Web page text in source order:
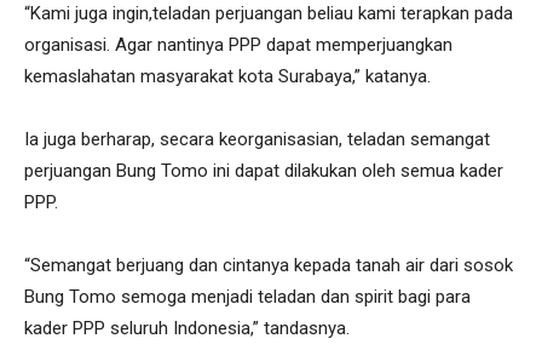
“Kami juga ingin,teladan perjuangan beliau kami terapkan pada
organisasi. Agar nantinya PPP dapat memperjuangkan
kemaslahatan masyarakat kota Surabaya,” katanya.
Ia juga berharap, secara keorganisasian, teladan semangat
perjuangan Bung Tomo ini dapat dilakukan oleh semua kader
PPP.
“Semangat berjuang dan cintanya kepada tanah air dari sosok
Bung Tomo semoga menjadi teladan dan spirit bagi para
kader PPP seluruh Indonesia,” tandasnya.